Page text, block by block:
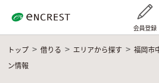
会員登録
トップ 借りる エリアから探す 福岡市
ン情報